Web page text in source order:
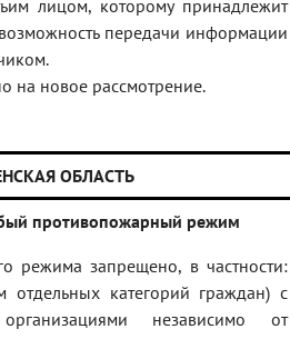
лицом, которому принадлежит
передачи информации
на новое рассмотрение.
ОБЛАСТЬ
противопожарный режим
режима запрещено, в частности:
категорий граждан) с
независимо от